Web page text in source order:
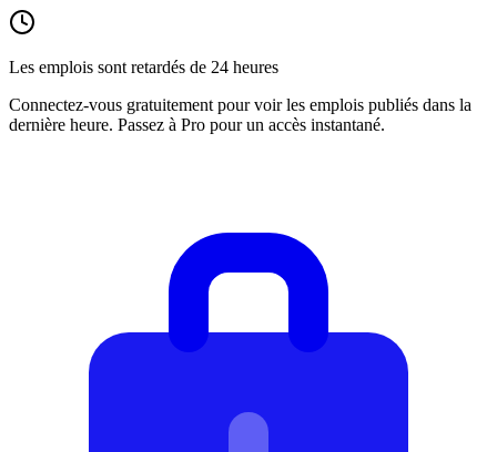
Les emplois sont retardés de 24 heures
Connectez-vous gratuitement pour voir les emplois publiés dans la
dernière heure. Passez à Pro pour un accès instantané.